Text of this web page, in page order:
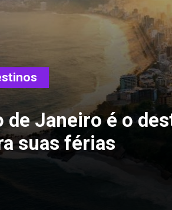
de Janeiro é o
suas férias